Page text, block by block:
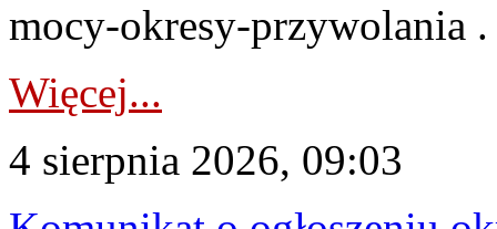
mocy-okresy-przywolania
Więcej...
4 sierpnia 2026, 09:03